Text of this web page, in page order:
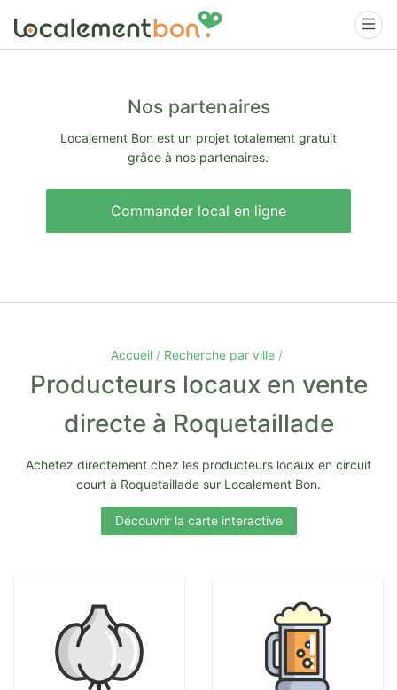
Nos partenaires
Localement Bon est un projet totalement gratuit
grâce à nos partenaires.
Commander local en ligne
Accueil Recherche par ville
Producteurs locaux en vente
directe à Roquetaillade
Achetez directement chez les producteurs locaux en circuit
court à Roquetaillade sur Localement Bon.
Découvrir la carte interactive